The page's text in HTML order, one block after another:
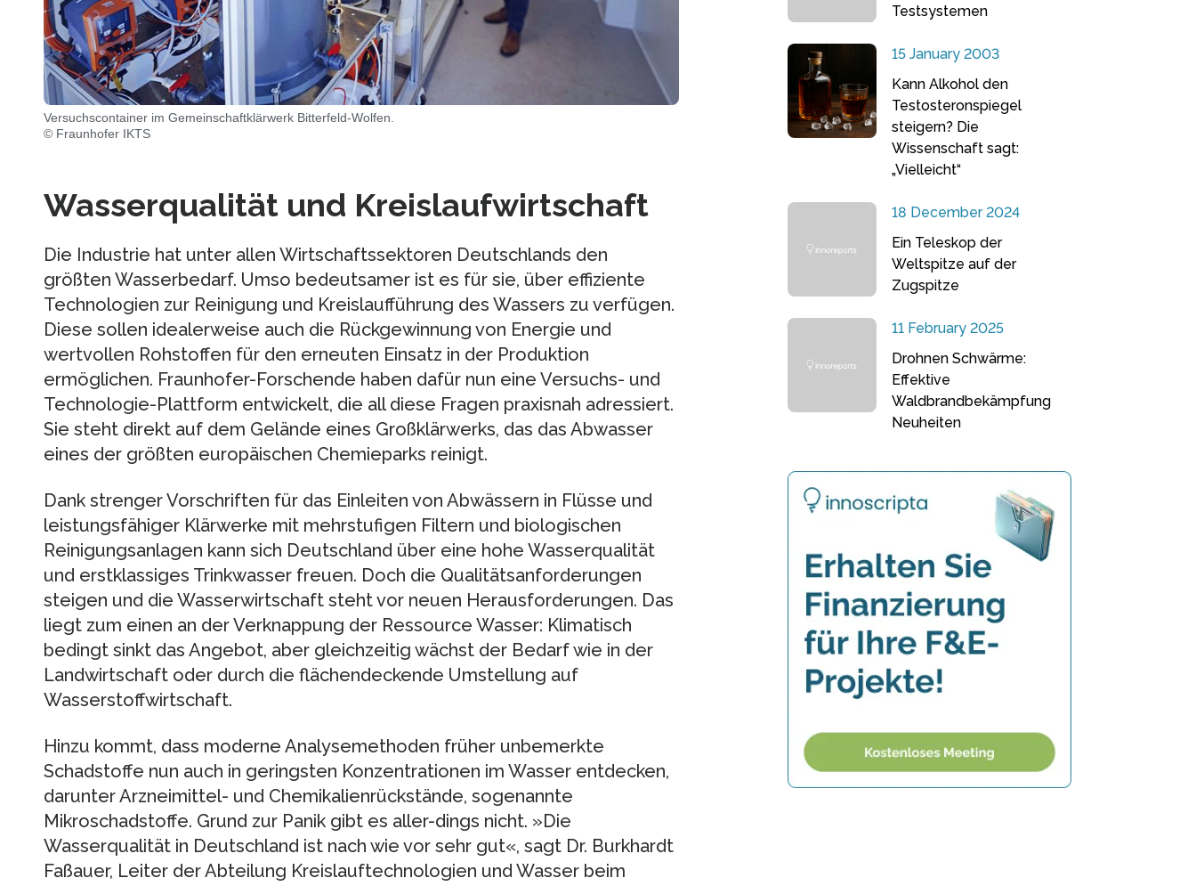
Versuchscontainer im Gemeinschaftklärwerk Bitterfeld-Wolfen.
© Fraunhofer IKTS
Wasserqualität und Kreislaufwirtschaft
Die Industrie hat unter allen Wirtschaftssektoren Deutschlands den
größten Wasserbedarf. Umso bedeutsamer ist es für sie, über effiziente
Technologien zur Reinigung und Kreislaufführung des Wassers zu verfügen.
Diese sollen idealerweise auch die Rückgewinnung von Energie und
wertvollen Rohstoffen für den erneuten Einsatz in der Produktion
ermöglichen. Fraunhofer-Forschende haben dafür nun eine Versuchs- und
Technologie-Plattform entwickelt, die all diese Fragen praxisnah adressiert.
Sie steht direkt auf dem Gelände eines Großklärwerks, das das Abwasser
eines der größten europäischen Chemieparks reinigt.
Dank strenger Vorschriften für das Einleiten von Abwässern in Flüsse und
leistungsfähiger Klärwerke mit mehrstufigen Filtern und biologischen
Reinigungsanlagen kann sich Deutschland über eine hohe Wasserqualität
und erstklassiges Trinkwasser freuen. Doch die Qualitätsanforderungen
steigen und die Wasserwirtschaft steht vor neuen Herausforderungen. Das
liegt zum einen an der Verknappung der Ressource Wasser: Klimatisch
bedingt sinkt das Angebot, aber gleichzeitig wächst der Bedarf wie in der
Landwirtschaft oder durch die flächendeckende Umstellung auf
Wasserstoffwirtschaft.
Hinzu kommt, dass moderne Analysemethoden früher unbemerkte
Schadstoffe nun auch in geringsten Konzentrationen im Wasser entdecken,
darunter Arzneimittel- und Chemikalienrückstände, sogenannte
Mikroschadstoffe. Grund zur Panik gibt es aller-dings nicht. »Die
Wasserqualität in Deutschland ist nach wie vor sehr gut«, sagt Dr. Burkhardt
Faßauer, Leiter der Abteilung Kreislauftechnologien und Wasser beim
Testsystemen
15 January 2003
Kann Alkohol den
Testosteronspiegel
steigern? Die
Wissenschaft sagt:
„Vielleicht“
18 December 2024
Ein Teleskop der
Weltspitze auf der
Zugspitze
11 February 2025
Drohnen Schwärme:
Effektive
Waldbrandbekämpfung
Neuheiten